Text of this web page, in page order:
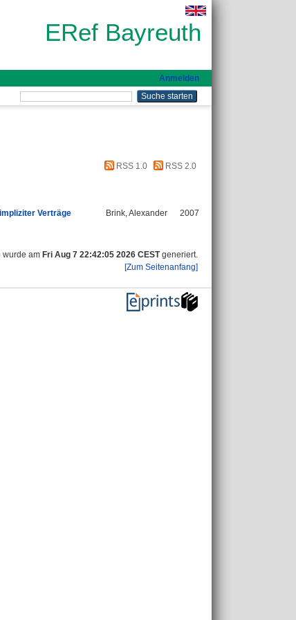
ERef Bayreuth
Anmelden
RSS 1.0 RSS 2.0
Verträge Brink, Alexander 2007
wurde am Fri Aug 7 22:42:05 2026 CESTgeneriert.
[Zum Seitenanfang]